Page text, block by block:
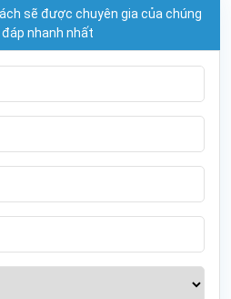
sẽ được chuyên gia của chúng
nhanh nhất